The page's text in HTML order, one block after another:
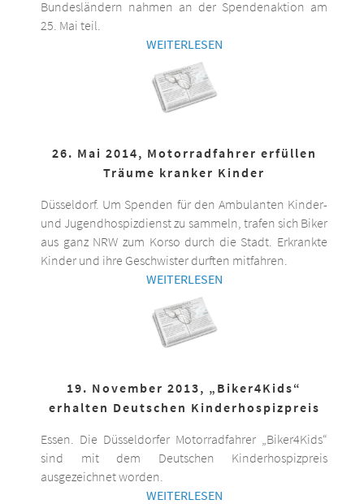
Bundesländern nahmen an der Spendenaktion am
25. Mai teil.
WEITERLESEN
26. Mai 2014, Motorradfahrer erfüllen
Träume kranker Kinder
Düsseldorf. Um Spenden für den Ambulanten Kinder-
und Jugendhospizdienst zu sammeln, trafen sich Biker
aus ganz NRW zum Korso durch die Stadt. Erkrankte
Kinder und ihre Geschwister durften mitfahren.
WEITERLESEN
19. November 2013, „Biker4Kids“
erhalten Deutschen Kinderhospizpreis
Essen. Die Düsseldorfer Motorradfahrer „Biker4Kids“
sind mit dem Deutschen Kinderhospizpreis
ausgezeichnet worden.
WEITERLESEN